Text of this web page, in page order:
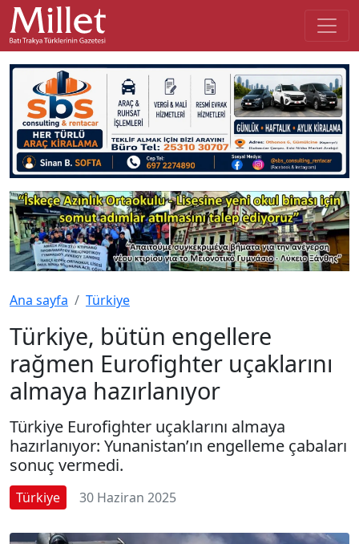
Ana sayfa Türkiye
Türkiye, bütün engellere
rağmen Eurofighter uçaklarını
almaya hazırlanıyor
Türkiye Eurofighter uçaklarını almaya
hazırlanıyor: Yunanistan’ın engelleme çabaları
sonuç vermedi.
Türkiye 30 Haziran 2025